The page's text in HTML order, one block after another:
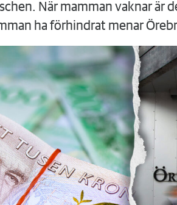
När mamman vaknar är
ha förhindrat menar